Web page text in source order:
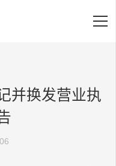
并换发营业执